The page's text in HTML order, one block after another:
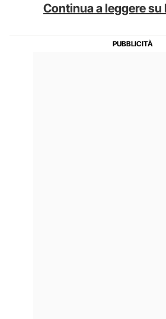
Continua a leggere su